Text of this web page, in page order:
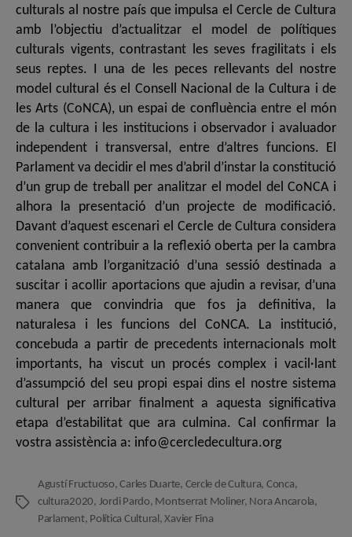
culturals al nostre país que impulsa el Cercle de Cultura
amb l’objectiu d’actualitzar el model de polítiques
culturals vigents, contrastant les seves fragilitats i els
seus reptes. I una de les peces rellevants del nostre
model cultural és el Consell Nacional de la Cultura i de
les Arts (CoNCA), un espai de confluència entre el món
de la cultura i les institucions i observador i avaluador
independent i transversal, entre d’altres funcions. El
Parlament va decidir el mes d’abril d’instar la constitució
d’un grup de treball per analitzar el model del CoNCA i
alhora la presentació d’un projecte de modificació.
Davant d’aquest escenari el Cercle de Cultura considera
convenient contribuir a la reflexió oberta per la cambra
catalana amb l’organització d’una sessió destinada a
suscitar i acollir aportacions que ajudin a revisar, d’una
manera que convindria que fos ja definitiva, la
naturalesa i les funcions del CoNCA. La institució,
concebuda a partir de precedents internacionals molt
importants, ha viscut un procés complex i vacil·lant
d’assumpció del seu propi espai dins el nostre sistema
cultural per arribar finalment a aquesta significativa
etapa d’estabilitat que ara culmina. Cal confirmar la
vostra assistència a: info@cercledecultura.org
Etiquetes
Agustí Fructuoso,Carles Duarte, Cercle de Cultura, Conca,
cultura2020, Jordi Pardo, Montserrat Moliner, Nora Ancarola,
Parlament, Política Cultural,Xavier Fina